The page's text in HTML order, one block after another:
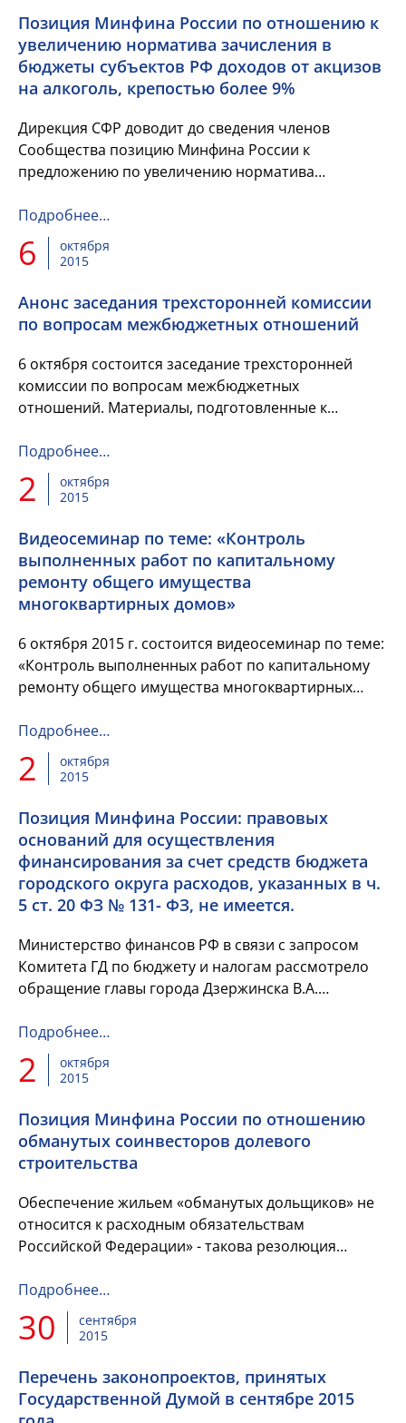
Позиция Минфина России по отношению к
увеличению норматива зачисления в
бюджеты субъектов РФ доходов от акцизов
на алкоголь, крепостью более 9%
Дирекция СФР доводит до сведения членов
Сообщества позицию Минфина России к
предложению по увеличению норматива
акцизов на алкогольную продукцию...
Подробнее…
6
октября
2015
Анонс заседания трехсторонней комиссии
по вопросам межбюджетных отношений
6 октября состоится заседание трехсторонней
комиссии по вопросам межбюджетных
отношений. Материалы, подготовленные к
файле.
Подробнее…
2
октября
2015
Видеосеминар по теме: «Контроль
выполненных работ по капитальному
ремонту общего имущества
многоквартирных домов»
6 октября 2015 г. состоится видеосеминар по теме:
«Контроль выполненных работ по капитальному
ремонту общего имущества многоквартирных
Организатор: НП «Национальный центр
общественного контроля...
Подробнее…
2
октября
2015
Позиция Минфина России: правовых
оснований для осуществления
финансирования за счет средств бюджета
городского округа расходов, указанных в ч.
5 ст. 20 ФЗ № 131- ФЗ, не имеется.
Министерство финансов РФ в связи с запросом
Комитета ГД по бюджету и налогам рассмотрело
обращение главы города Дзержинска В.А.
правомерности осуществления финансирования...
Подробнее…
2
октября
2015
Позиция Минфина России по отношению
обманутых соинвесторов долевого
строительства
Обеспечение жильем «обманутых дольщиков» не
относится к расходным обязательствам
Российской Федерации» - такова резолюция
Максимовой, председателя сове...
Подробнее…
30
сентября
2015
Перечень законопроектов, принятых
Государственной Думой в сентябре 2015